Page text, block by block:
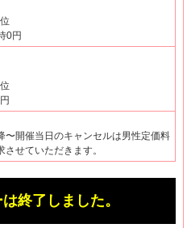
0円
〜開催当日のキャンセルは男性定価料
せていただきます。
終了しました。